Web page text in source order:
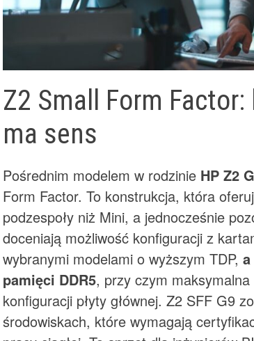
Z2 Small Form
ma sens
Pośrednim modelem w rodzinie HP Z2
Form Factor. To konstrukcja, która
podzespoły niż Mini, a jednocześnie
doceniają możliwość konfiguracji z
wybranymi modelami o wyższym TDP,
pamięci DDR5, przy czym
konfiguracji płyty głównej. Z2 SFF G9
środowiskach, które wymagają